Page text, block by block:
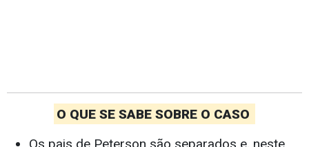
O QUE SE SABE SOBRE O CASO